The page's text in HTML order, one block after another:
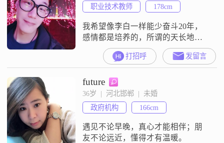
职业技术教师
178cm
我希望像李白一样能少奋斗20年，
感情都是培养的，所谓的天长地久
也是需要有个家的，
打招呼 发留言
future
36岁  |  河北邯郸  |  未婚
政府机构
166cm
遇见不论早晚，真心才能相伴；朋
友不论远近，懂得才有温暖。